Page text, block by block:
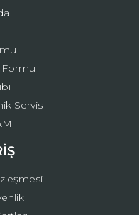
Formu
Servis